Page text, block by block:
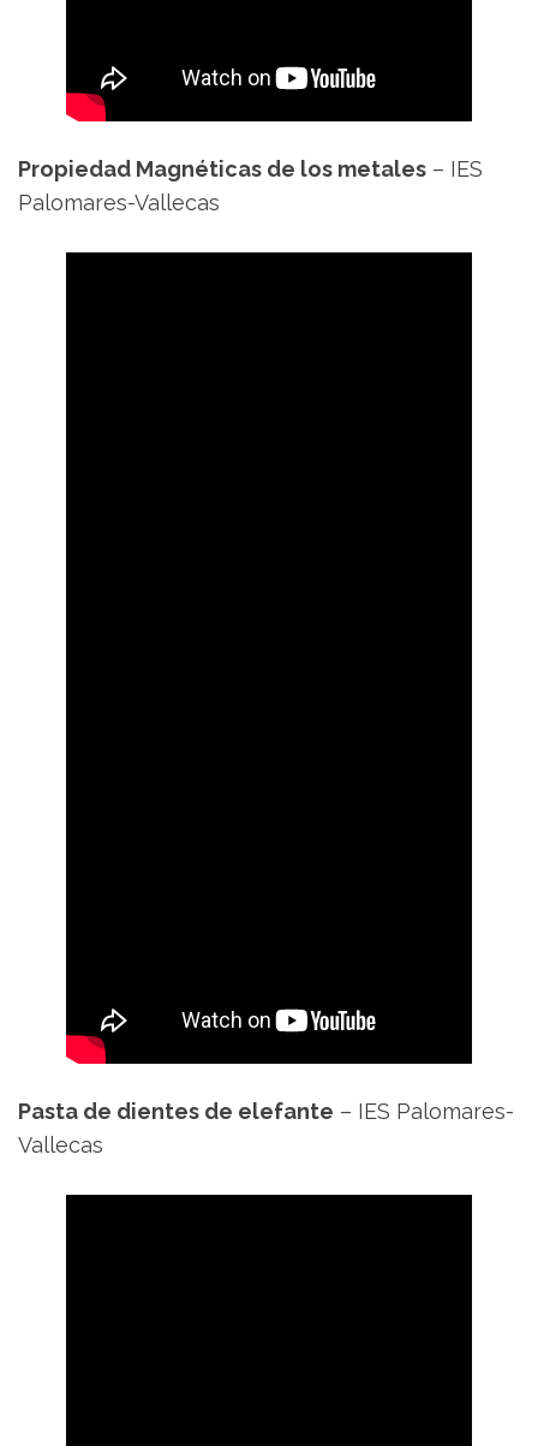
Propiedad Magnéticas de los metales – IES
Palomares-Vallecas
Pasta de dientes de elefante – IES Palomares-
Vallecas